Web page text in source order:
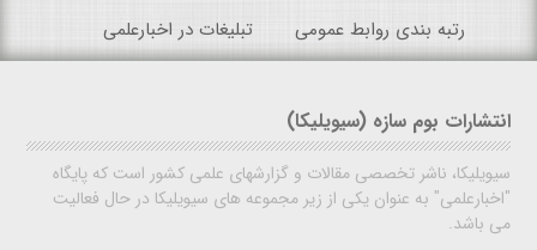
رتبه بندی روابط عمومی تبلیغات در اخبارعلمی
انتشارات بوم سازه (سیویلیکا)
سیویلیکا، ناشر تخصصی مقالات و گزارشهای علمی کشور است که پایگاه
"اخبارعلمی" به عنوان یکی از زیر مجموعه های سیویلیکا در حال فعالیت
می باشد.